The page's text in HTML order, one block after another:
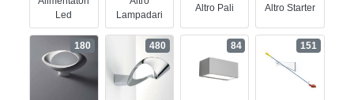
Led
Lampadari
Altro Pali Altro Starter
180 480 84 151